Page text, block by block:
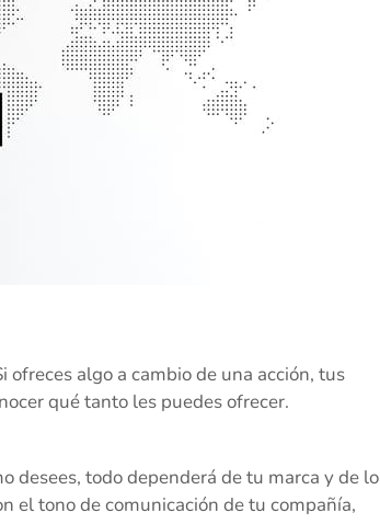
algo a cambio de una acción, tus
qué tanto les puedes ofrecer.
desees, todo dependerá de tu marca y de lo
el tono de comunicación de tu compañía,